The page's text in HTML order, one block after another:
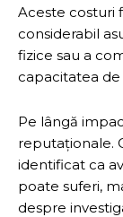
Aceste costuri
considerabil
fizice sau a
capacitatea de
Pe lângă
reputaționale.
identificat ca
poate suferi,
despre